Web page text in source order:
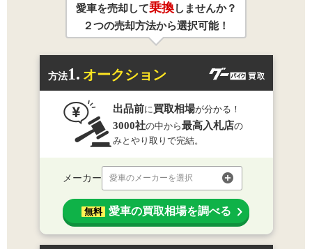
愛車を売却して乗換しませんか？
２つの売却方法から選択可能！
方法1. オークション
出品前に買取相場が分かる！
3000社の中から最高入札店の
みとやり取りで完結。
メーカー 愛車のメーカーを選択
無料 愛車の買取相場を調べる